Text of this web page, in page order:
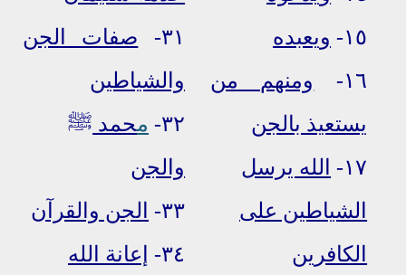
١٥-
ويعبده
١٦-
ومنهم من
يستعيذ بالجن
١٧-
الله يرسل
الشياطين على
الكافرين
٣١-
صفات الجن
والشياطين
٣٢-
محمد ﷺ
والجن
٣٣-
الجن والقرآن
٣٤-
إعانة الله